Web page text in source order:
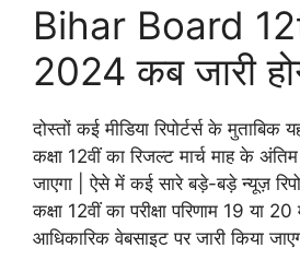
Bihar Board
2024 कब जारी
दोस्तों कई मीडिया रिपोर्टर्स के मुताबिक
कक्षा 12वीं का रिजल्ट मार्च माह के
जाएगा | ऐसे में कई सारे बड़े-बड़े न्यूज़
कक्षा 12वीं का परीक्षा परिणाम 19 या 20
आधिकारिक वेबसाइट पर जारी किया